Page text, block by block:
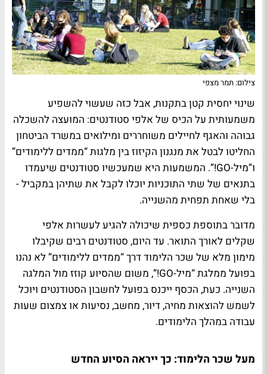
צילום: תמר מצפי
שינוי יחסית קטן בתקנות, אבל כזה שעשוי להשפיע
משמעותית על הכיס של אלפי סטודנטים: המועצה להשכלה
גבוהה והאגף לחיילים משוחררים ומילואים במשרד הביטחון
החליטו לבטל את מנגנון הקיזוז בין מלגות “ממדים ללימודים”
ו”מיל-GO!”. המשמעות היא שמעכשיו סטודנטים שיעמדו
בתנאים של שתי התוכניות יוכלו לקבל את שתיהן במקביל -
בלי שאחת תפחית מהשנייה.
מדובר בתוספת כספית שיכולה להגיע לעשרות אלפי
שקלים לאורך התואר. עד היום, סטודנטים רבים שקיבלו
מימון מלא של שכר הלימוד דרך “ממדים ללימודים” לא נהנו
בפועל ממלגת “מיל-GO!”, משום שהסיוע קוזז מול המלגה
השנייה. כעת, הכסף ייכנס בפועל לחשבון הסטודנטים ויוכל
לשמש להוצאות מחיה, דיור, מחשב, נסיעות או צמצום שעות
עבודה במהלך הלימודים.
מעל שכר הלימוד: כך ייראה הסיוע החדש